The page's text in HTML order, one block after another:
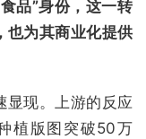
品”身份，这一转
也为其商业化提供
显现。上游的反应
植版图突破50万